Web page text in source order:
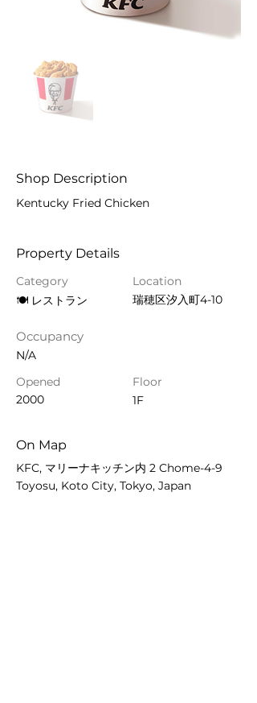
Shop Description
Kentucky Fried Chicken
Property Details
Category
🍽 レストラン
Location
瑞穂区汐入町4-10
Occupancy
N/A
Opened
2000
Floor
1F
On Map
KFC, マリーナキッチン内 2 Chome-4-9
Toyosu, Koto City, Tokyo, Japan